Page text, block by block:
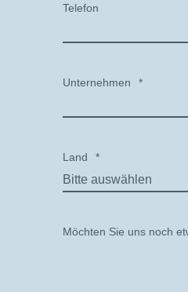
Telefon
Unternehmen *
Land *
Möchten Sie uns noch